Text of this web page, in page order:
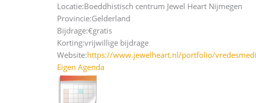
Locatie:Boeddhistisch centrum Jewel Heart Nijmegen
Provincie:Gelderland
Bijdrage:€gratis
Korting:vrijwillige bijdrage
Website:https://www.jewelheart.nl/portfolio/
Eigen Agenda